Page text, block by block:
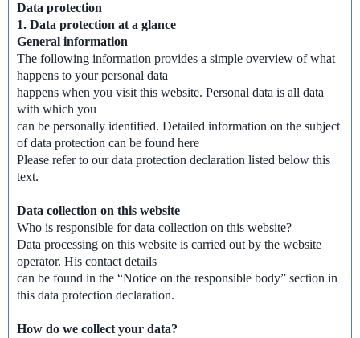
Data protection
1. Data protection at a glance
General information
The following information provides a simple overview of what
happens to your personal data
happens when you visit this website. Personal data is all data
with which you
can be personally identified. Detailed information on the subject
of data protection can be found here
Please refer to our data protection declaration listed below this
text.
Data collection on this website
Who is responsible for data collection on this website?
Data processing on this website is carried out by the website
operator. His contact details
can be found in the “Notice on the responsible body” section in
this data protection declaration.
How do we collect your data?